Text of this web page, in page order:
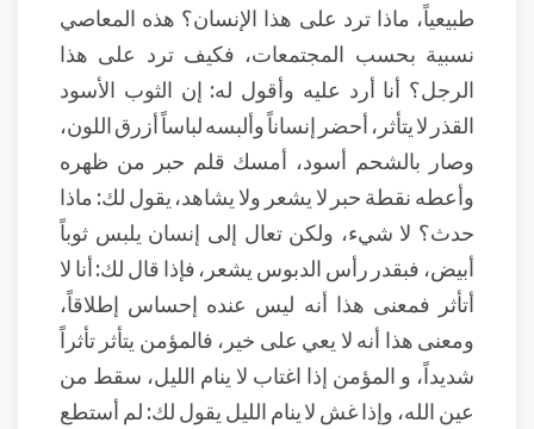
طبيعياً، ماذا ترد على هذا الإنسان؟ هذه المعاصي
نسبية بحسب المجتمعات، فكيف ترد على هذا
الرجل؟ أنا أرد عليه وأقول له: إن الثوب الأسود
القذر لا يتأثر، أحضر إنساناً وألبسه لباساً أزرق اللون،
وصار بالشحم أسود، أمسك قلم حبر من ظهره
وأعطه نقطة حبر لا يشعر ولا يشاهد، يقول لك: ماذا
حدث؟ لا شيء، ولكن تعال إلى إنسان يلبس ثوباً
أبيض، فبقدر رأس الدبوس يشعر، فإذا قال لك: أنا لا
أتأثر فمعنى هذا أنه ليس عنده إحساس إطلاقاً،
ومعنى هذا أنه لا يعي على خير، فالمؤمن يتأثر تأثراً
شديداً، و المؤمن إذا اغتاب لا ينام الليل، سقط من
عين الله، وإذا غش لا ينام الليل يقول لك: لم أستطع